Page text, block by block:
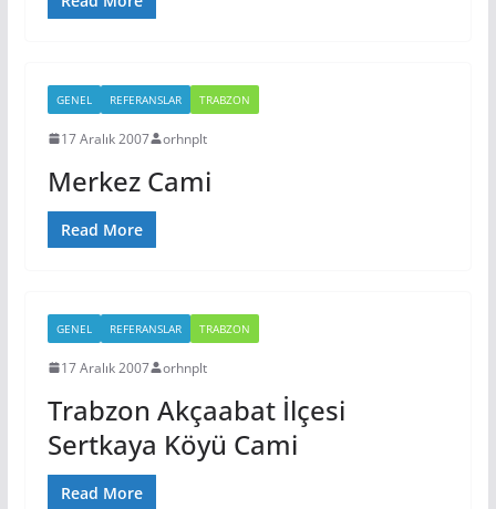
GENEL REFERANSLAR TRABZON
17 Aralık 2007 orhnplt
Merkez Cami
Read More
GENEL REFERANSLAR TRABZON
17 Aralık 2007 orhnplt
Trabzon Akçaabat İlçesi
Sertkaya Köyü Cami
Read More